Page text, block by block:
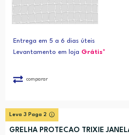
Entrega em 5 a 6 dias úteis
Levantamento em loja Grátis*
comparar
Leva 3 Paga 2
GRELHA PROTECAO TRIXIE